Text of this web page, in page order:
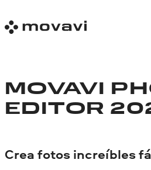
MOVAVI
EDITOR
Crea fotos increíbles